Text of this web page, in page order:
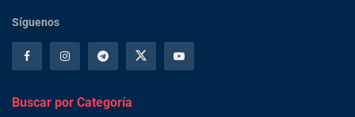
Síguenos
Buscar por Categoría